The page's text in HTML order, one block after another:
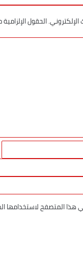
الحقول الإلزامية
هذا المتصفح لاستخدامها